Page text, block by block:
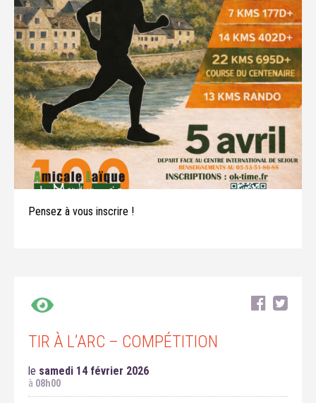
Pensez à vous inscrire !
TIR À L’ARC – COMPÉTITION
le samedi 14 février 2026
à 08h00